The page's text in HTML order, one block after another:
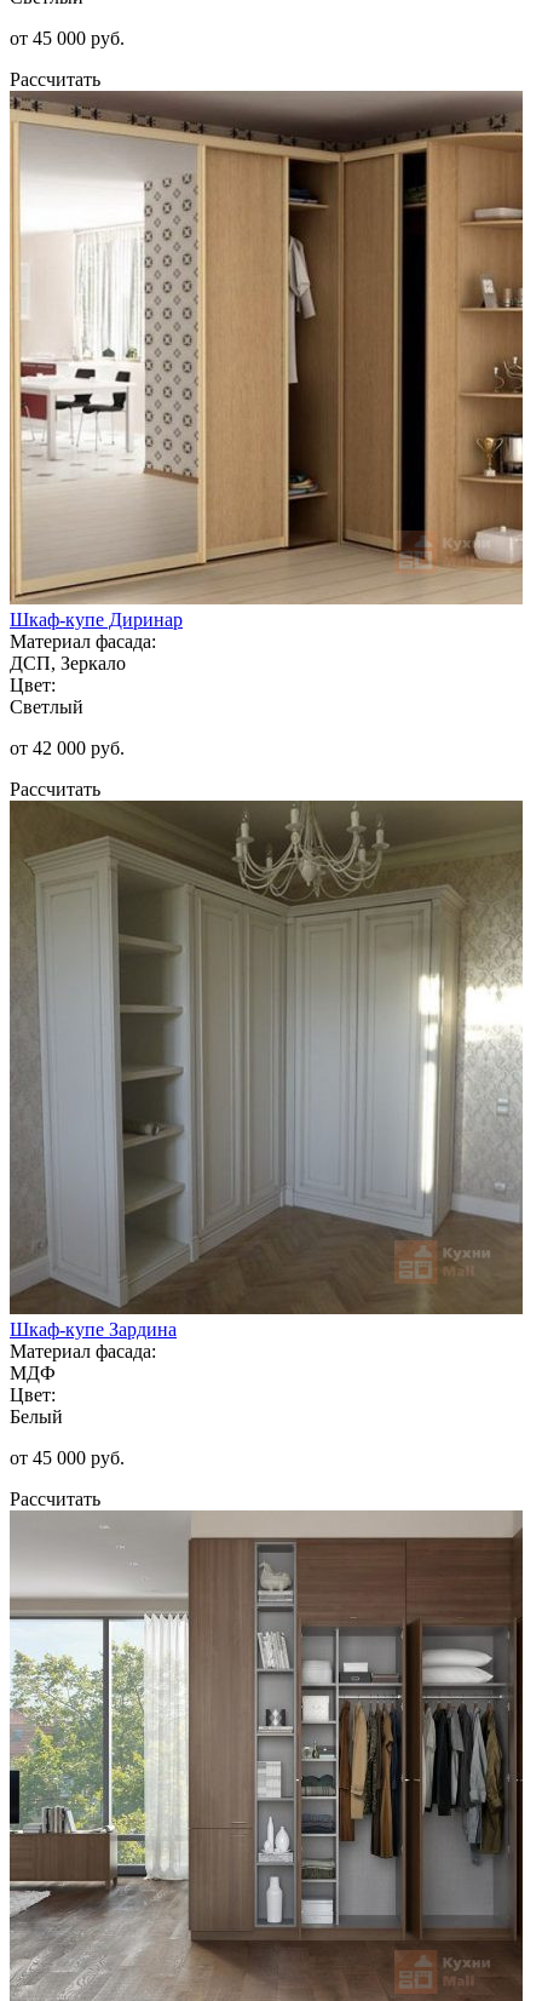
от 45 000 руб.
Рассчитать
Шкаф-купе Диринар
Материал фасада:
ДСП, Зеркало
Цвет:
Светлый
от 42 000 руб.
Рассчитать
Шкаф-купе Зардина
Материал фасада:
МДФ
Цвет:
Белый
от 45 000 руб.
Рассчитать